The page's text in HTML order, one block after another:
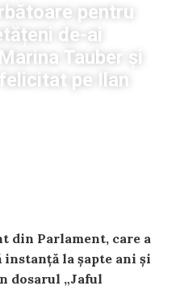
pentru
de-ai
Tauber și
pe Ilan
din Parlament, care a
la șapte ani și
dosarul „Jaful